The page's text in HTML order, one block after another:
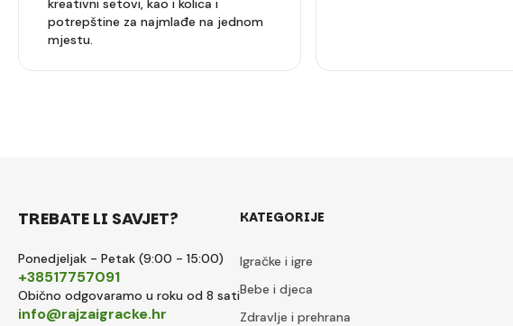
kreativni setovi, kao i kolica i
potrepštine za najmlađe na jednom
mjestu.
TREBATE LI SAVJET?
Ponedjeljak - Petak (9:00 - 15:00)
+38517757091
Obično odgovaramo u roku od 8 sati
info@rajzaigracke.hr
KATEGORIJE
Igračke i igre
Bebe i djeca
Zdravlje i prehrana